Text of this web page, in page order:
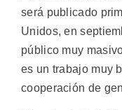
será publicado
Unidos, en
público muy
es un trabajo muy
cooperación de